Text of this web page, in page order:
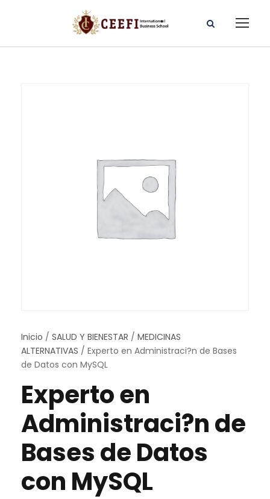
Inicio / SALUD Y BIENESTAR / MEDICINAS
ALTERNATIVAS / Experto en Administraci?n de Bases
de Datos con MySQL
Experto en
Administraci?n de
Bases de Datos
con MySQL